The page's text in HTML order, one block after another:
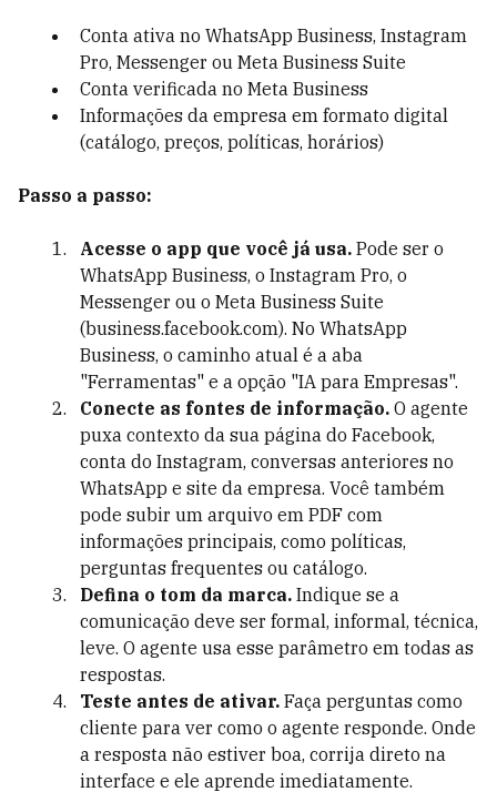
Conta ativa no WhatsApp Business, Instagram
Pro, Messenger ou Meta Business Suite
Conta verificada no Meta Business
Informações da empresa em formato digital
(catálogo, preços, políticas, horários)
Passo a passo:
Acesse o app que você já usa. Pode ser o
WhatsApp Business, o Instagram Pro, o
Messenger ou o Meta Business Suite
(business.facebook.com). No WhatsApp
Business, o caminho atual é a aba
"Ferramentas" e a opção "IA para Empresas".
Conecte as fontes de informação. O agente
puxa contexto da sua página do Facebook,
conta do Instagram, conversas anteriores no
WhatsApp e site da empresa. Você também
pode subir um arquivo em PDF com
informações principais, como políticas,
perguntas frequentes ou catálogo.
Defina o tom da marca. Indique se a
comunicação deve ser formal, informal, técnica,
leve. O agente usa esse parâmetro em todas as
respostas.
Teste antes de ativar. Faça perguntas como
cliente para ver como o agente responde. Onde
a resposta não estiver boa, corrija direto na
interface e ele aprende imediatamente.